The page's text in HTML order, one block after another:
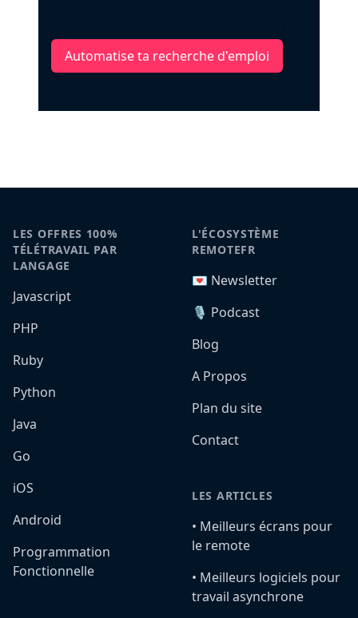
Automatise ta recherche d'emploi
LES OFFRES 100%
TÉLÉTRAVAIL PAR
LANGAGE
Javascript
PHP
Ruby
Python
Java
Go
iOS
Android
Programmation
Fonctionnelle
L'ÉCOSYSTÈME
REMOTEFR
💌 Newsletter
🎙️ Podcast
Blog
A Propos
Plan du site
Contact
LES ARTICLES
•️ Meilleurs écrans pour
le remote
•️ Meilleurs logiciels pour
travail asynchrone